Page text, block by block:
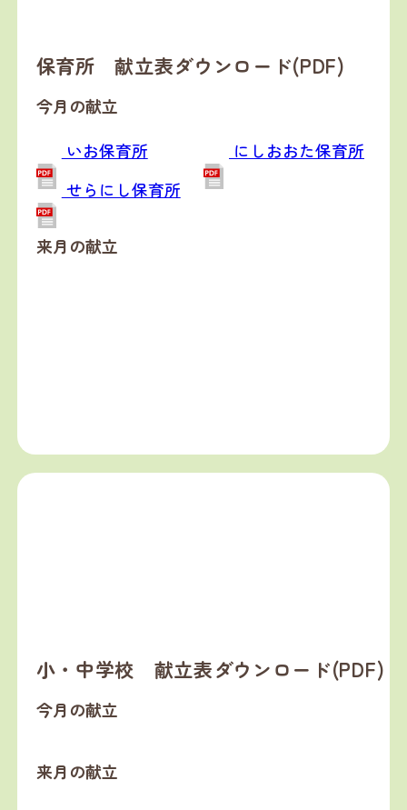
保育所 献立表ダウンロード(PDF)
今月の献立
いお保育所
にしおおた保育所
せらにし保育所
来月の献立
小・中学校 献立表ダウンロード(PDF)
今月の献立
来月の献立